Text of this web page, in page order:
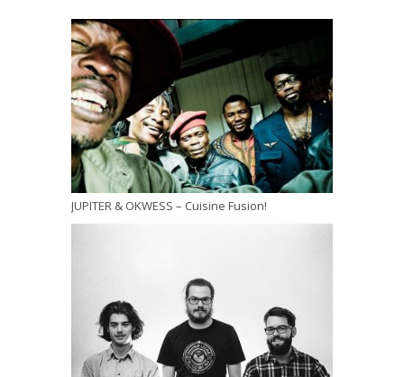
JUPITER & OKWESS – Cuisine Fusion!